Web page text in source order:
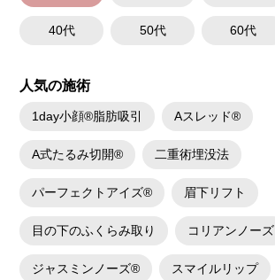
40代 50代 60代
人気の施術
1day小顔®脂肪吸引 Aスレッド®
A式たるみ切開® 二重術埋没法
パーフェクトアイズ® 眉下リフト
目の下のふくらみ取り コリアンノーズ
ジャスミンノーズ® スマイルリップ